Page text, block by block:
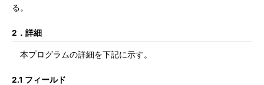
る。
2．詳細
本プログラムの詳細を下記に示す。
2.1 フィールド